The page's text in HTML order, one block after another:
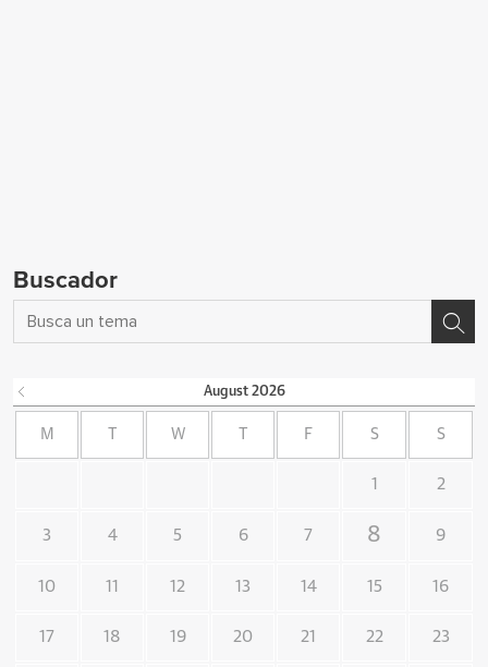
Buscador
August 2026
M W F S S
1 2
3 4 5 6 7 8 9
10 11 12 13 14 15 16
17 18 19 20 21 22 23